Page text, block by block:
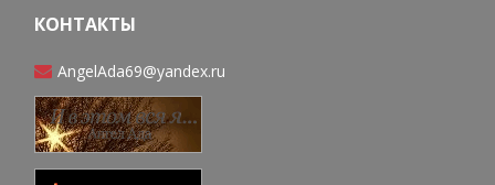
КОНТАКТЫ
AngelAda69@yandex.ru